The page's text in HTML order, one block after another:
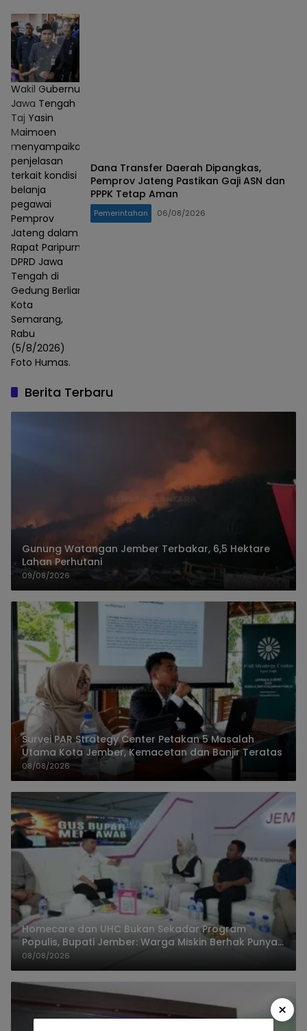
Wakil Gubernur
Jawa Tengah
Taj Yasin
Maimoen
menyampaikan
penjelasan
terkait kondisi
belanja
pegawai
Pemprov
Jateng dalam
Rapat Paripurna
DPRD Jawa
Tengah di
Gedung Berlian,
Kota
Semarang,
Rabu
(5/8/2026)
Foto Humas.
Dana Transfer Daerah Dipangkas,
Pemprov Jateng Pastikan Gaji ASN dan
PPPK Tetap Aman
Pemerintahan 06/08/2026
Berita Terbaru
Gunung Watangan Jember Terbakar, 6,5 Hektare
Lahan Perhutani
09/08/2026
Survei PAR Strategy Center Petakan 5 Masalah
Utama Kota Jember, Kemacetan dan Banjir Teratas
08/08/2026
Homecare dan UHC Bukan Sekadar Program
Populis, Bupati Jember: Warga Miskin Berhak Punya
Akses Dokter Keluarga
08/08/2026
×